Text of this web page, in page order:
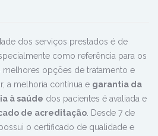
dos serviços prestados é de
como referência para os
melhores opções de tratamento e
a melhoria contínua e garantia da
à saúde dos pacientes é avaliada e
de acreditação. Desde 7 de
o certificado de qualidade e